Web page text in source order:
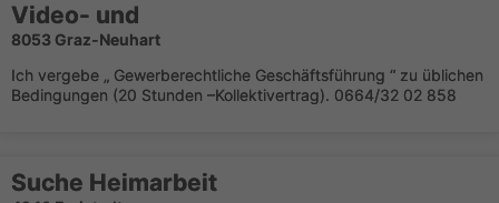
Video- und
8053 Graz-Neuhart
Ich vergebe „ Gewerberechtliche Geschäftsführung “ zu üblichen
Bedingungen (20 Stunden –Kollektivertrag). 0664/32 02 858
Suche Heimarbeit